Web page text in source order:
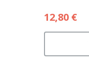
12,80 €